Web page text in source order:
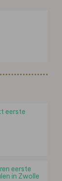
eerste
eerste
in Zwolle